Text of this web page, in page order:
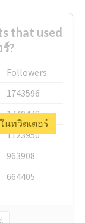
that used
?
Followers
1743596
1440448
1123950
963908
664405
นทวิตเตอร์